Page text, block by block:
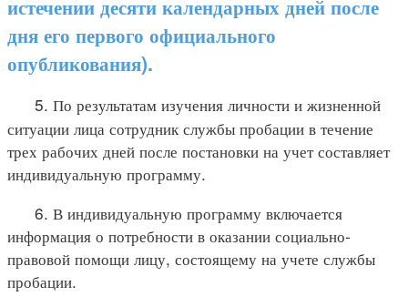
истечении десяти календарных дней после
дня его первого официального
опубликования).
5. По результатам изучения личности и жизненной
ситуации лица сотрудник службы пробации в течение
трех рабочих дней после постановки на учет составляет
индивидуальную программу.
6. В индивидуальную программу включается
информация о потребности в оказании социально-
правовой помощи лицу, состоящему на учете службы
пробации.